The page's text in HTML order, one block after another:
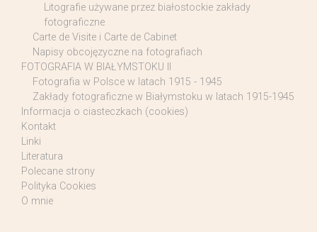
Litografie używane przez białostockie zakłady
fotograficzne
Carte de Visite i Carte de Cabinet
Napisy obcojęzyczne na fotografiach
FOTOGRAFIA W BIAŁYMSTOKU II
Fotografia w Polsce w latach 1915 - 1945
Zakłady fotograficzne w Białymstoku w latach 1915-1945
Informacja o ciasteczkach (cookies)
Kontakt
Linki
Literatura
Polecane strony
Polityka Cookies
O mnie